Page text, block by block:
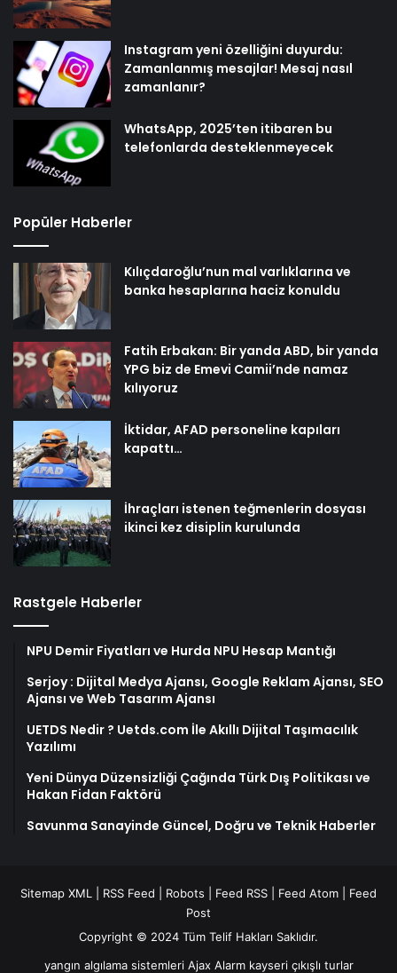
Instagram yeni özelliğini duyurdu:
Zamanlanmış mesajlar! Mesaj nasıl
zamanlanır?
WhatsApp, 2025’ten itibaren bu
telefonlarda desteklenmeyecek
Popüler Haberler
Kılıçdaroğlu’nun mal varlıklarına ve
banka hesaplarına haciz konuldu
Fatih Erbakan: Bir yanda ABD, bir yanda
YPG biz de Emevi Camii’nde namaz
kılıyoruz
İktidar, AFAD personeline kapıları
kapattı…
İhraçları istenen teğmenlerin dosyası
ikinci kez disiplin kurulunda
Rastgele Haberler
NPU Demir Fiyatları ve Hurda NPU Hesap Mantığı
Serjoy : Dijital Medya Ajansı, Google Reklam Ajansı, SEO
Ajansı ve Web Tasarım Ajansı
UETDS Nedir ? Uetds.com İle Akıllı Dijital Taşımacılık
Yazılımı
Yeni Dünya Düzensizliği Çağında Türk Dış Politikası ve
Hakan Fidan Faktörü
Savunma Sanayinde Güncel, Doğru ve Teknik Haberler
Sitemap XML RSS Feed Robots Feed RSS Feed Atom
Feed
Post
Copyright © 2024 Tüm Telif Hakları Saklıdır.
yangın algılama sistemleri Ajax Alarm kayseri çıkışlı turlar